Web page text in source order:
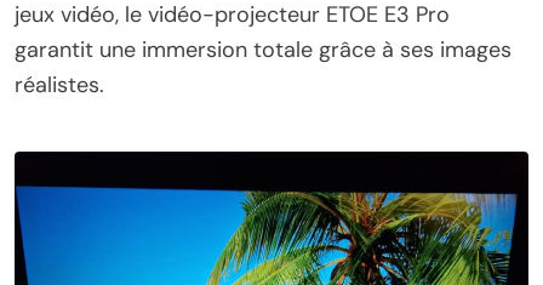
jeux vidéo, le vidéo-projecteur ETOE E3 Pro
garantit une immersion totale grâce à ses images
réalistes.